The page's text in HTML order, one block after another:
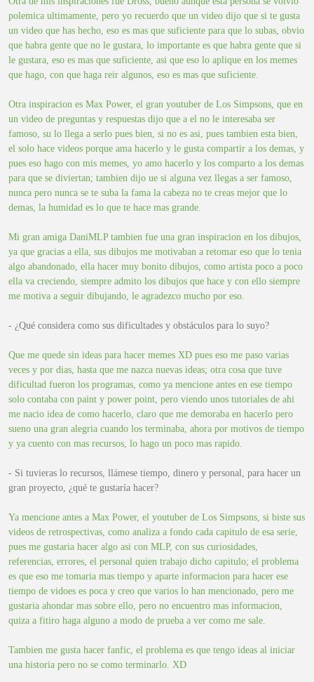
polemica ultimamente, pero yo recuerdo que un video dijo que si te gusta
un video que has hecho, eso es mas que suficiente para que lo subas, obvio
que habra gente que no le gustara, lo importante es que habra gente que si
le gustara, eso es mas que suficiente, asi que eso lo aplique en los memes
que hago, con que haga reir algunos, eso es mas que suficiente.
Otra inspiracion es Max Power, el gran youtuber de Los Simpsons, que en
un video de preguntas y respuestas dijo que a el no le interesaba ser
famoso, su lo llega a serlo pues bien, si no es asi, pues tambien esta bien,
el solo hace videos porque ama hacerlo y le gusta compartir a los demas, y
pues eso hago con mis memes, yo amo hacerlo y los comparto a los demas
para que se diviertan; tambien dijo ue si alguna vez llegas a ser famoso,
nunca pero nunca se te suba la fama la cabeza no te creas mejor que lo
demas, la humidad es lo que te hace mas grande.
Mi gran amiga DaniMLP tambien fue una gran inspiracion en los dibujos,
ya que gracias a ella, sus dibujos me motivaban a retomar eso que lo tenia
algo abandonado, ella hacer muy bonito dibujos, como artista poco a poco
ella va creciendo, siempre admito los dibujos que hace y con ello siempre
me motiva a seguir dibujando, le agradezco mucho por eso.
- ¿Qué considera como sus dificultades y obstáculos para lo suyo?
Que me quede sin ideas para hacer memes XD pues eso me paso varias
veces y por dias, hasta que me nazca nuevas ideas; otra cosa que tuve
dificultad fueron los programas, como ya mencione antes en ese tiempo
solo contaba con paint y power point, pero viendo unos tutoriales de ahi
me nacio idea de como hacerlo, claro que me demoraba en hacerlo pero
sueno una gran alegria cuando los terminaba, ahora por motivos de tiempo
y ya cuento con mas recursos, lo hago un poco mas rapido.
- Si tuvieras lo recursos, llámese tiempo, dinero y personal, para hacer un
gran proyecto, ¿qué te gustaría hacer?
Ya mencione antes a Max Power, el youtuber de Los Simpsons, si biste sus
videos de retrospectivas, como analiza a fondo cada capitulo de esa serie,
pues me gustaria hacer algo asi con MLP, con sus curiosidades,
referencias, errores, el personal quien trabajo dicho capitulo; el problema
es que eso me tomaria mas tiempo y aparte informacion para hacer ese
tiempo de vidoes es poca y creo que varios lo han mencionado, pero me
gustaria ahondar mas sobre ello, pero no encuentro mas informacion,
quiza a fitiro haga alguno a modo de prueba a ver como me sale.
Tambien me gusta hacer fanfic, el problema es que tengo ideas al iniciar
una historia pero no se como terminarlo. XD